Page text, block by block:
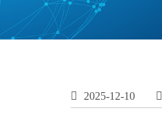
 2025-12-10 